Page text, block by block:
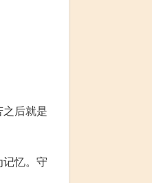
后就是
忆。守